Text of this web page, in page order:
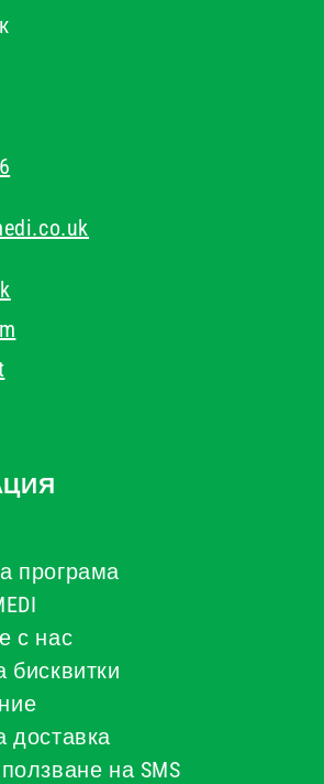
програма
с нас
бисквитки
доставка
на SMS